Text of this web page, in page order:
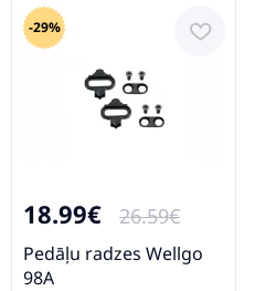
-29%
18.99€ 26.59€
Pedāļu radzes Wellgo
98A